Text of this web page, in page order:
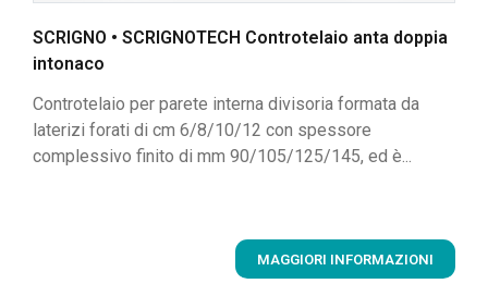
SCRIGNO • SCRIGNOTECH Controtelaio anta doppia
intonaco
Controtelaio per parete interna divisoria formata da
laterizi forati di cm 6/8/10/12 con spessore
complessivo finito di mm 90/105/125/145, ed è...
MAGGIORI INFORMAZIONI